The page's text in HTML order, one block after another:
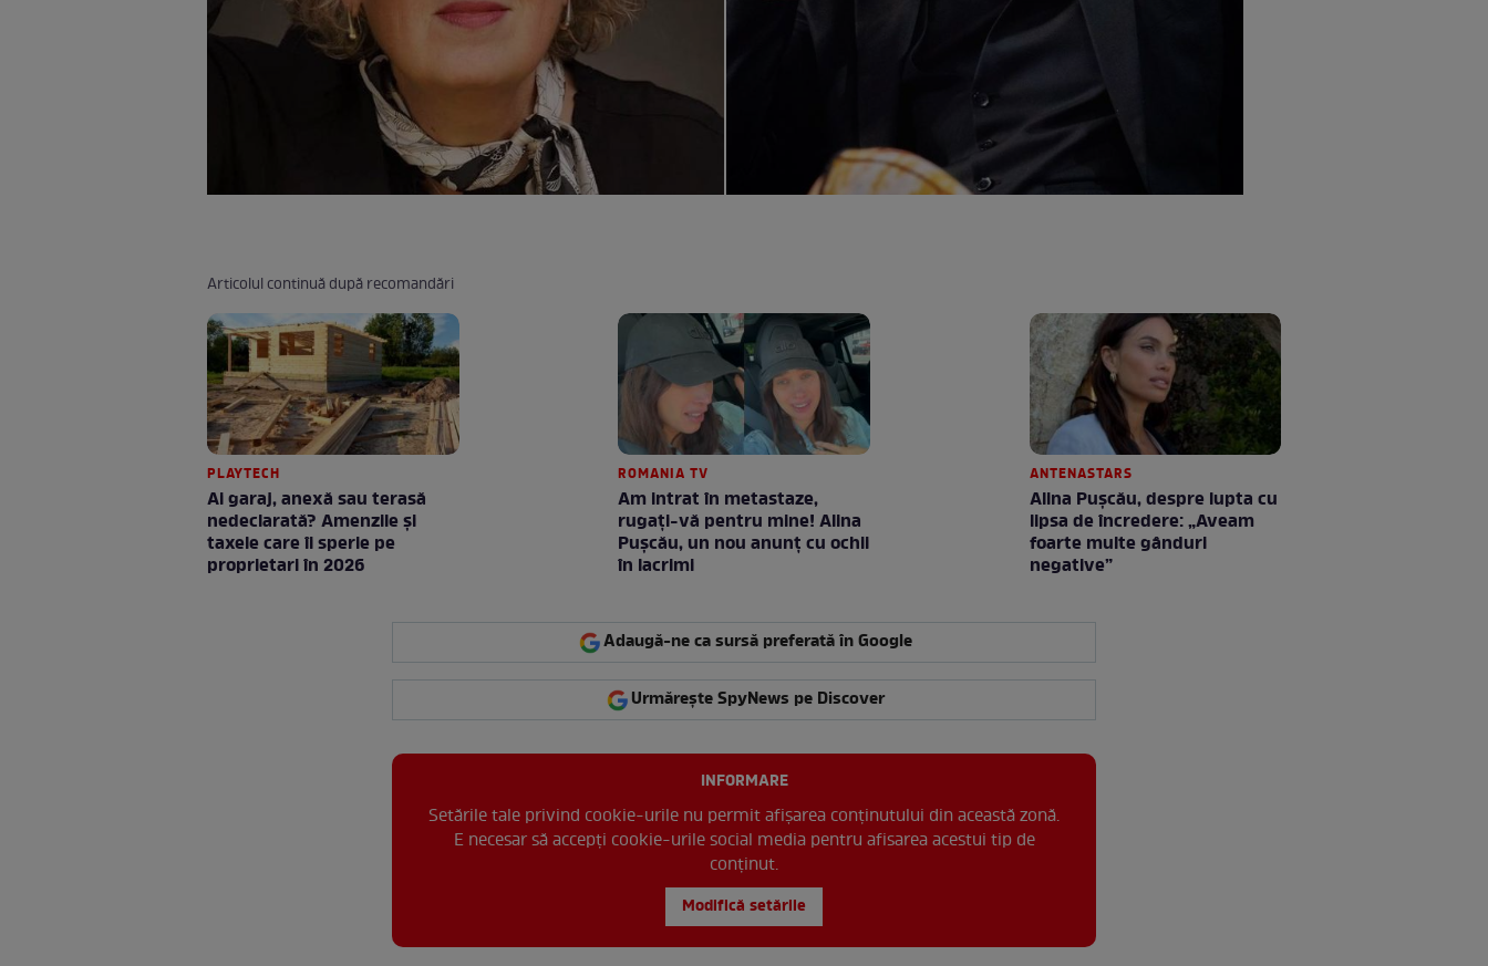
Articolul continuă după recomandări
PLAYTECH
Ai garaj, anexă sau terasă
nedeclarată? Amenzile și
taxele care îi sperie pe
proprietari în 2026
ROMANIA TV
Am intrat în metastaze,
rugaţi-vă pentru mine! Alina
Puşcău, un nou anunţ cu ochii
în lacrimi
ANTENASTARS
Alina Pușcău, despre lupta cu
lipsa de încredere: „Aveam
foarte multe gânduri
negative”
Adaugă-ne ca sursă preferată în Google
Urmărește SpyNews pe Discover
INFORMARE
Setările tale privind cookie-urile nu permit afișarea conținutului din această zonă.
E necesar să accepți cookie-urile social media pentru afisarea acestui tip de
conținut.
Modifică setările